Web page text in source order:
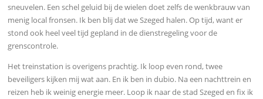
sneuvelen. Een schel geluid bij de wielen doet zelfs de wenkbrauw van
menig local fronsen. Ik ben blij dat we Szeged halen. Op tijd, want er
stond ook heel veel tijd gepland in de dienstregeling voor de
grenscontrole.
Het treinstation is overigens prachtig. Ik loop even rond, twee
beveiligers kijken mij wat aan. En ik ben in dubio. Na een nachttrein en
reizen heb ik weinig energie meer. Loop ik naar de stad Szeged en fix ik